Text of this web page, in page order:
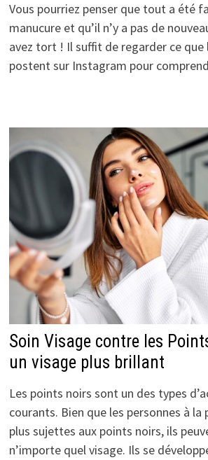
Vous pourriez penser que tout a été
manucure et qu’il n’y a pas de
avez tort ! Il suffit de regarder ce que
postent sur Instagram pour
Soin Visage contre les
un visage plus brillant
Les points noirs sont un des types
courants. Bien que les personnes à la
plus sujettes aux points noirs, ils
n’importe quel visage. Ils se